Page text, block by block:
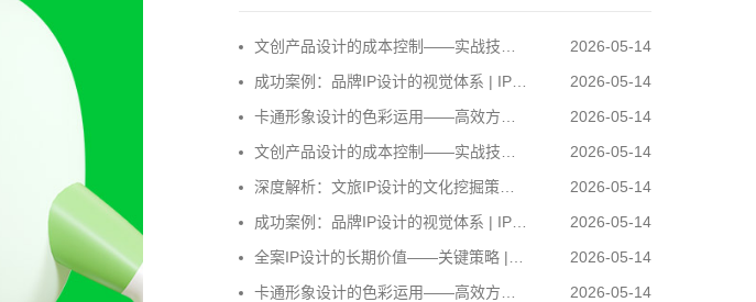
2026-05-14
文创产品设计的成本控制——实战技巧 | IP设计公司-佐案设计
2026-05-14
成功案例：品牌IP设计的视觉体系 | IP设计公司-佐案设计
2026-05-14
卡通形象设计的色彩运用——高效方案 | IP设计公司-佐案设计
2026-05-14
文创产品设计的成本控制——实战技巧 | IP设计公司-佐案设计
2026-05-14
深度解析：文旅IP设计的文化挖掘策略 | IP设计公司-佐案设计
2026-05-14
成功案例：品牌IP设计的视觉体系 | IP设计公司-佐案设计
2026-05-14
全案IP设计的长期价值——关键策略 | IP设计公司-佐案设计
2026-05-14
卡通形象设计的色彩运用——高效方案 | IP设计公司-佐案设计